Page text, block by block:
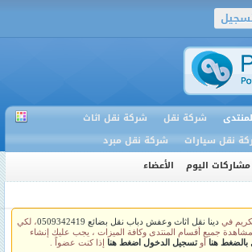
شركة نقل
شركة نقل اثاث
نقل سيارات
شركة نقل مبرد
مشاركات اليوم الأعضاء
فيدينا نقل اثاث وعفش دباب نقل بضائع 0509342419
، لكي
جميع أقسام المنتدى وكافة الميزات ، يجب عليك إنشاء
بالضغط هنا أوتسجيل الدخول اضغط هنا إذا كنت عضواً .